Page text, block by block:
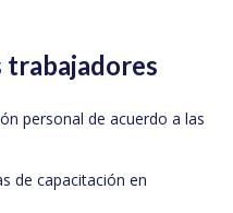
trabajadores
personal de acuerdo a las
de capacitación en